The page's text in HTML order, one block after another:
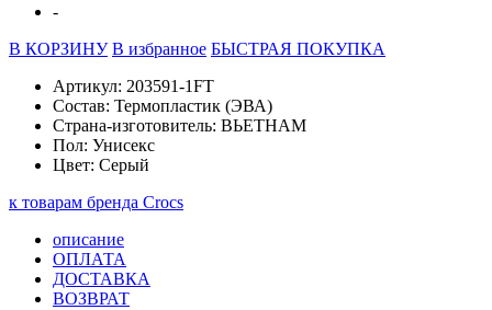
-
В КОРЗИНУ В избранное БЫСТРАЯ ПОКУПКА
Артикул: 203591-1FT
Состав: Термопластик (ЭВА)
Страна-изготовитель: ВЬЕТНАМ
Пол: Унисекс
Цвет: Серый
к товарам бренда Crocs
описание
ОПЛАТА
ДОСТАВКА
ВОЗВРАТ